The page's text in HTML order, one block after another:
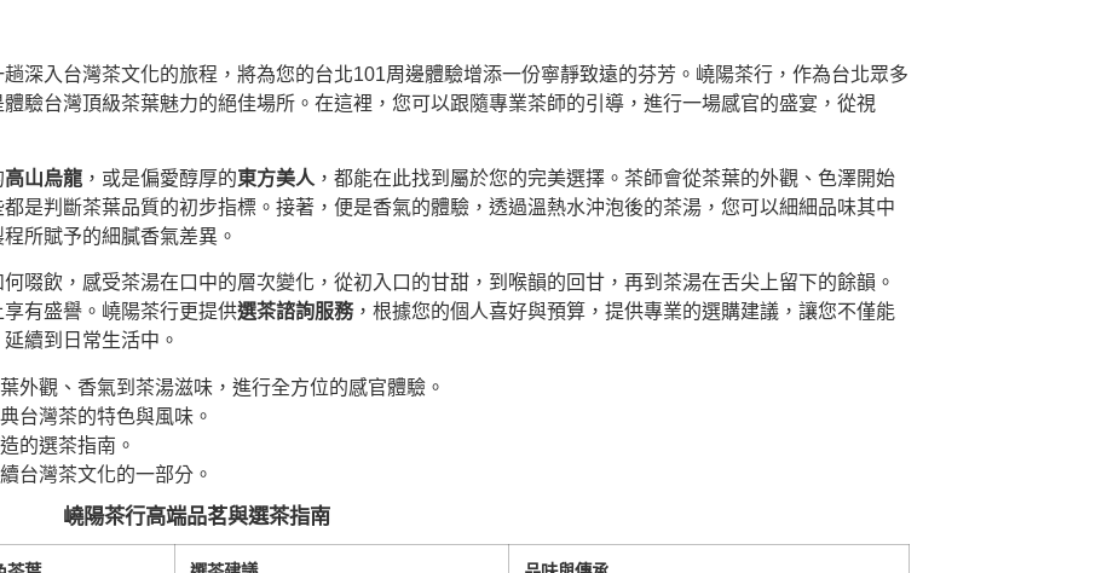
深入台灣茶文化的旅程，將為您的台北101周邊體驗增添一份寧靜致遠的芬芳。嶢陽茶行，作為台北眾多
驗台灣頂級茶葉魅力的絕佳場所。在這裡，您可以跟隨專業茶師的引導，進行一場感官的盛宴，從視
高山烏龍 ，或是偏愛醇厚的東方美人 ，都能在此找到屬於您的完美選擇。茶師會從茶葉的外觀、色澤開始
是判斷茶葉品質的初步指標。接著，便是香氣的體驗，透過溫熱水沖泡後的茶湯，您可以細細品味其中
所賦予的細膩香氣差異。
啜飲，感受茶湯在口中的層次變化，從初入口的甘甜，到喉韻的回甘，再到茶湯在舌尖上留下的餘韻。
有盛譽。嶢陽茶行更提供選茶諮詢服務，根據您的個人喜好與預算，提供專業的選購建議，讓您不僅能
續到日常生活中。
外觀、香氣到茶湯滋味，進行全方位的感官體驗。
台灣茶的特色與風味。
的選茶指南。
台灣茶文化的一部分。
嶢陽茶行高端品茗與選茶指南